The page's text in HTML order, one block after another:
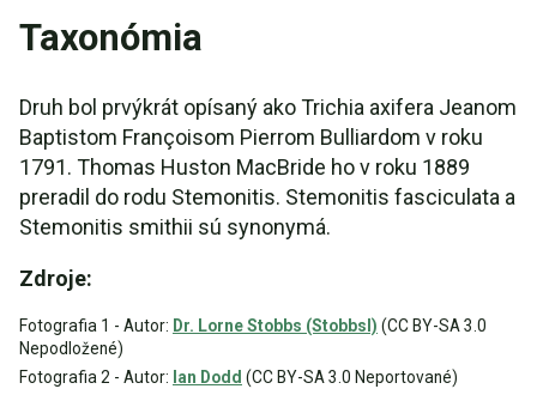
Taxonómia
Druh bol prvýkrát opísaný ako Trichia axifera Jeanom
Baptistom Françoisom Pierrom Bulliardom v roku
1791. Thomas Huston MacBride ho v roku 1889
preradil do rodu Stemonitis. Stemonitis fasciculata a
Stemonitis smithii sú synonymá.
Zdroje:
Fotografia 1 - Autor: Dr. Lorne Stobbs (Stobbsl) (CC BY-SA 3.0
Nepodložené)
Fotografia 2 - Autor: Ian Dodd (CC BY-SA 3.0 Neportované)